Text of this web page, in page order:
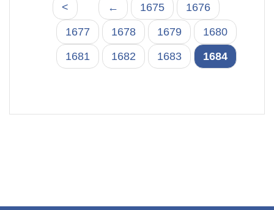
←
< 1675
1676
1677
1678 1679
1680
1681
1682 1683 1684